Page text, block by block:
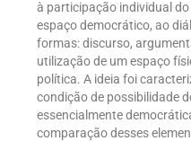
à participação individual
espaço democrático, ao
formas: discurso,
utilização de um espaço
política. A ideia foi
condição de possibilidade
essencialmente
comparação desses